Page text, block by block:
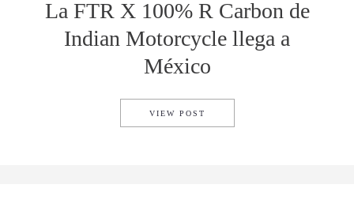
La FTR X 100% R Carbon de
Indian Motorcycle llega a
México
VIEW POST